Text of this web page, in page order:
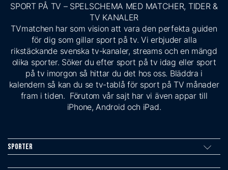
SPORT PÅ TV – SPELSCHEMA MED MATCHER, TIDER &
TV KANALER
TVmatchen har som vision att vara den perfekta guiden
för dig som gillar sport på tv. Vi erbjuder alla
rikstäckande svenska tv-kanaler, streams och en mängd
olika sporter. Söker du efter sport på tv idag eller sport
på tv imorgon så hittar du det hos oss. Bläddra i
kalendern så kan du se tv-tablå för sport på TV månader
fram i tiden. Förutom vår sajt har vi även appar till
iPhone, Android och iPad.
Sporter